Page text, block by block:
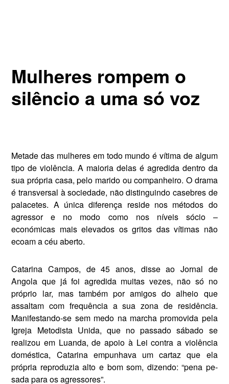
Mulheres rompem o
silêncio a uma só voz
Metade das mulheres em todo mundo é vítima de algum
tipo de violência. A maioria delas é agredida dentro da
sua própria casa, pelo marido ou companhei­ro. O drama
é transversal à sociedade, não distinguindo casebres de
palacetes. A única diferença reside nos métodos do
agressor e no modo como nos níveis só­cio –
económicas mais elevados os gritos das vítimas não
ecoam a céu aberto.
Catarina Campos, de 45 anos, disse ao Jornal de
Angola que já foi agredida muitas vezes, não só no
próprio lar, mas também por ami­gos do alheio que
assaltam com frequência a sua zona de residên­cia.
Manifestando-se sem medo na marcha promovida pela
Igreja Me­todista Unida, que no passado sá­bado se
realizou em Luanda, de apoio à Lei contra a violência
do­méstica, Catarina empunhava um cartaz que ela
própria reproduzia alto e bom som, dizendo: “pena pe­
sada para os agressores”.